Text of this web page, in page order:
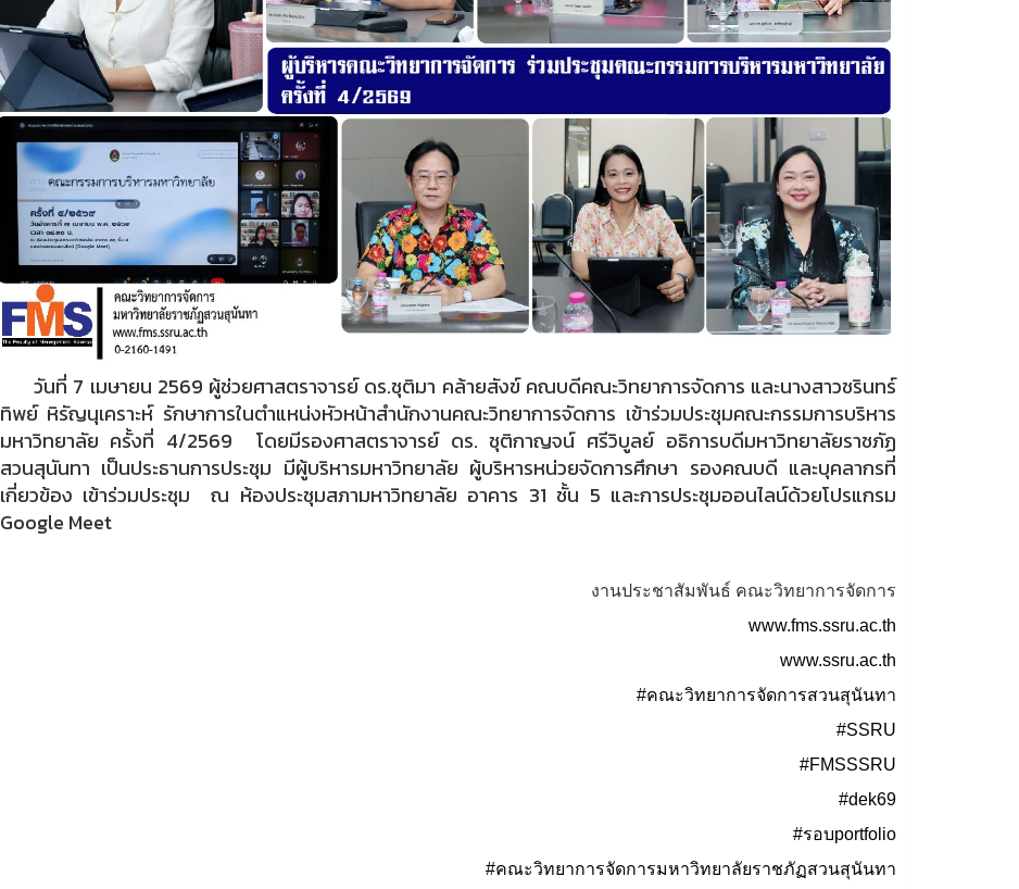
วันที่ 7 เมษายน 2569 ผู้ช่วยศาสตราจารย์ ดร.ชุติมา คล้ายสังข์ คณบดีคณะวิทยาการจัดการ และนางสาวชรินทร์
ทิพย์ หิรัญนุเคราะห์ รักษาการในตำแหน่งหัวหน้าสำนักงานคณะวิทยาการจัดการ เข้าร่วมประชุมคณะกรรมการบริหาร
มหาวิทยาลัย ครั้งที่ 4/2569 โดยมีรองศาสตราจารย์ ดร. ชุติกาญจน์ ศรีวิบูลย์ อธิการบดีมหาวิทยาลัยราชภัฏ
สวนสุนันทา เป็นประธานการประชุม มีผู้บริหารมหาวิทยาลัย ผู้บริหารหน่วยจัดการศึกษา รองคณบดี และบุคลากรที่
เกี่ยวข้อง เข้าร่วมประชุม ณ ห้องประชุมสภามหาวิทยาลัย อาคาร 31 ชั้น 5 และการประชุมออนไลน์ด้วยโปรแกรม
Google Meet
งานประชาสัมพันธ์ คณะวิทยาการจัดการ
www.fms.ssru.ac.th
www.ssru.ac.th
#คณะวิทยาการจัดการสวนสุนันทา
#SSRU
#FMSSSRU
#dek69
#รอบportfolio
#คณะวิทยาการจัดการมหาวิทยาลัยราชภัฏสวนสุนันทา